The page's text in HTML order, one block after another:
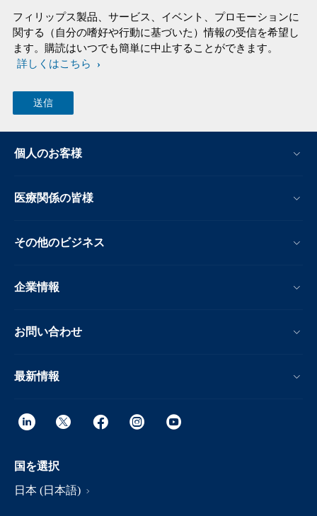
フィリップス製品、サービス、イベント、プロモーションに
関する（自分の嗜好や行動に基づいた）情報の受信を希望し
ます。購読はいつでも簡単に中止することができます。
詳しくはこちら
個人のお客様
医療関係の皆様
その他のビジネス
企業情報
お問い合わせ
最新情報
国を選択
日本 (日本語)